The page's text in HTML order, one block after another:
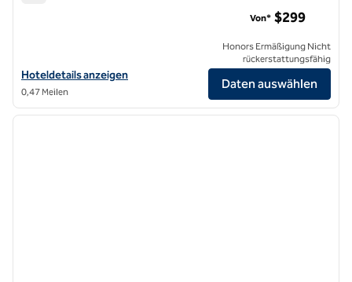
Hoteldetails für den Hilton Club – New York anzeigen
Hoteldetails anzeigen
0,47 Meilen
Von* $299
Honors Ermäßigung Nicht
rückerstattungsfähig
Daten auswählen
1/12
1 von 12